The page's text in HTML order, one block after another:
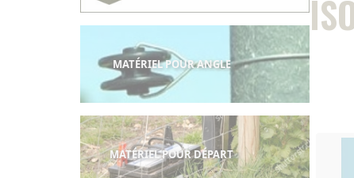
MATÉRIEL POUR ANGLE
MATÉRIEL POUR DÉPART